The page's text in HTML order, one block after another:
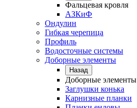
Фальцевая кровля
АЗКиФ
Ондулин
Гибкая черепица
Профиль
Водосточные системы
Доборные элементы
Назад
Доборные элементы
Заглушки конька
Карнизные планки